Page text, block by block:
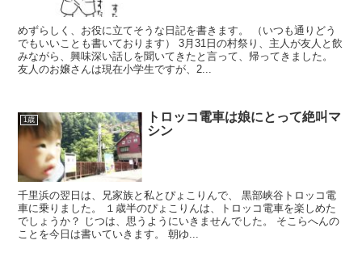
めずらしく、お役に立てそうな日記を書きます。 （いつも通りどう
でもいいことも書いております） 3月31日の村祭り、主人が友人と飲
みながら、興味深い話しを聞いてきたと言って、帰ってきました。
友人のお嬢さんは現在小学生ですが、2...
1歳
トロッコ電車は娘にとって絶叫マ
シン
千里浜の翌日は、兄家族と私とぴょこりんで、 黒部峡谷トロッコ電
車に乗りました。 １歳半のぴょこりんは、トロッコ電車を楽しめた
でしょうか？ じつは、思うようにいきませんでした。 そこらへんの
ことを今日は書いていきます。 朝ゆ...